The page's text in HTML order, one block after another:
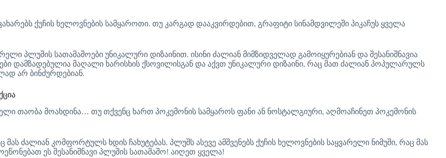
ქუჩის ხელოვნების სამყაროთი. თუ კარგად დააკვირდებით, გრაფიტი სინამდვილეში პიკაჩუს ყველა
პლუშის სათამაშოები უნიკალური დიზაინით. ისინი ძალიან მიმზიდველად გამოიყურებიან და შესანიშნავია
დამზადებულია მაღალი ხარისხის ქსოვილისგან და აქვთ უნიკალური დიზაინი, რაც მათ ძალიან პოპულარულს
არ ბინძურდებიან.
თაობა მოახდინა… თუ თქვენც ხართ პოკემონის სამყაროს ფანი ან ნოსტალგიური, აღმოაჩინეთ პოკემონის
ძალიან კომფორტულს ხდის ჩახუტებას. პლუშს ასევე ამშვენებს ქუჩის ხელოვნების საყვარელი ნიმუში, რაც მას
ეს შესანიშნავი პლუშის სათამაშო! აიღეთ ყველა!